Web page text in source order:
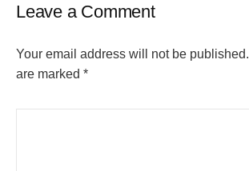
Leave a Comment
Your email address will not be published.
are marked *